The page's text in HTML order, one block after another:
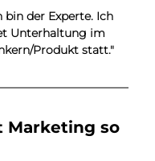
der Experte. Ich
Unterhaltung im
Produkt statt."
Marketing so